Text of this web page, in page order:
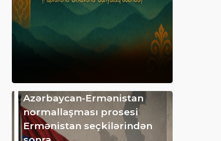
Azərbaycan-Ermənistan
normallaşması prosesi
Ermənistan seçkilərindən